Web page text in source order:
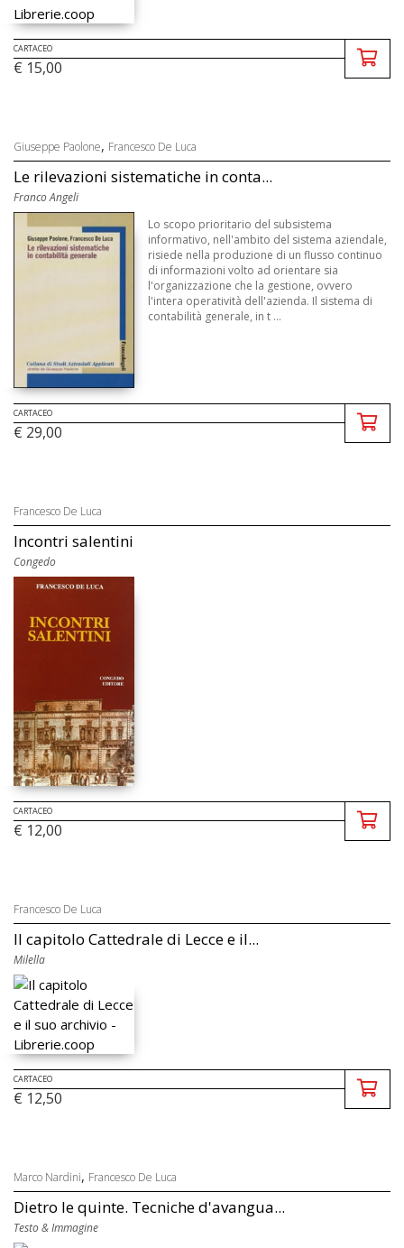
CARTACEO
€ 15,00
Giuseppe Paolone, Francesco De Luca
Le rilevazioni sistematiche in conta...
Franco Angeli
Lo scopo prioritario del subsistema
informativo, nell'ambito del sistema aziendale,
risiede nella produzione di un flusso continuo
di informazioni volto ad orientare sia
l'organizzazione che la gestione, ovvero
l'intera operatività dell'azienda. Il sistema di
contabilità generale, in t ...
CARTACEO
€ 29,00
Francesco De Luca
Incontri salentini
Congedo
CARTACEO
€ 12,00
Francesco De Luca
Il capitolo Cattedrale di Lecce e il...
Milella
CARTACEO
€ 12,50
Marco Nardini, Francesco De Luca
Dietro le quinte. Tecniche d'avangua...
Testo & Immagine